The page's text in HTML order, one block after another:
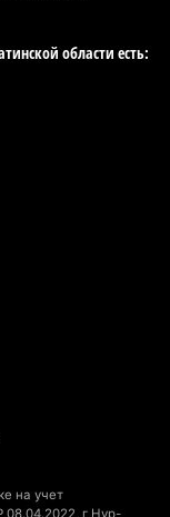
98
и новых
не могут
350
252
области есть:
на учет
08.04.2022, г Нур-